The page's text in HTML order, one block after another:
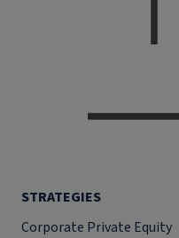
STRATEGIES
Corporate Private Equity